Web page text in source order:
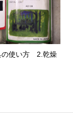
の使い方 2.乾燥